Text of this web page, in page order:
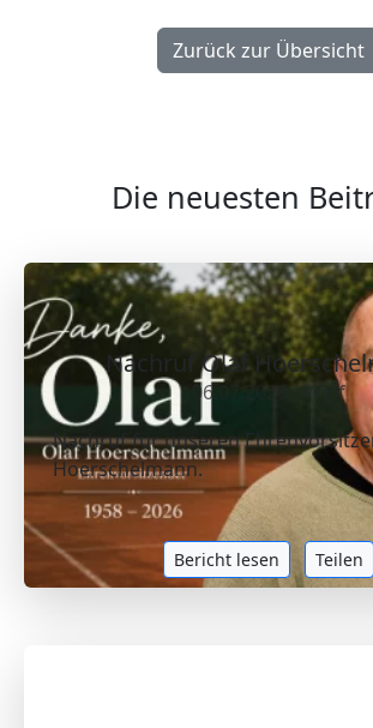
Zurück zur Übersicht
Die neuesten
Nachruf Olaf
06.07.2026 - Wolf
Nachruf für unseren
Hoerschelmann.
Bericht lesen Teilen